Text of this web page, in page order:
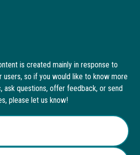
is created mainly in response to
users, so if you would like to know more
ask questions, offer feedback, or send
please let us know!